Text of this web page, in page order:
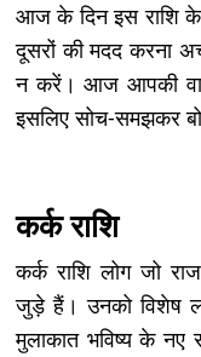
आज के दिन इस राशि के
दूसरों की मदद करना
न करें। आज आपकी
इसलिए सोच-समझकर
कर्क राशि
कर्क राशि लोग जो
जुड़े हैं। उनको विशेष
मुलाकात भविष्य के